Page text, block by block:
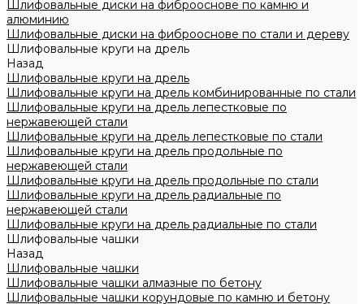
Шлифовальные диски на фиброоснове по камню и
алюминию
Шлифовальные диски на фиброоснове по стали и дереву
Шлифовальные круги на дрель
Назад
Шлифовальные круги на дрель
Шлифовальные круги на дрель комбинированные по стали
Шлифовальные круги на дрель лепестковые по
нержавеющей стали
Шлифовальные круги на дрель лепестковые по стали
Шлифовальные круги на дрель продольные по
нержавеющей стали
Шлифовальные круги на дрель продольные по стали
Шлифовальные круги на дрель радиальные по
нержавеющей стали
Шлифовальные круги на дрель радиальные по стали
Шлифовальные чашки
Назад
Шлифовальные чашки
Шлифовальные чашки алмазные по бетону
Шлифовальные чашки корундовые по камню и бетону